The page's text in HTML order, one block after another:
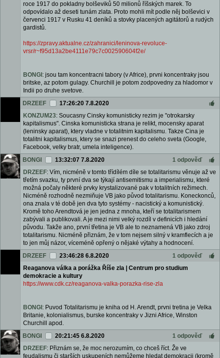
roce 1917 do pokladny bolševiků 50 milionů říšských marek. To
odpovídalo až deseti tunám zlata. Proto mohli mít podle něj bolševici v
červenci 1917 v Rusku 41 deníků a stovky placených agitátorů a rudých
gardistů.
https://zpravy.aktualne.cz/zahranici/leninova-revoluce-
vrsr/r~f95d13a2be4111e79c7c002590604f2e/
BONGI : jsou tam koncentracni tabory (v Africe), prvni koncentraky jsou
britske, az potom gulagy. Churchill je potom zodpovedny za hladomor v
Indii po druhe svetove.
DRZEEF
17:26:20 7.8.2020
KONZUM23: Soucasny Cinsky komunisticky rezim je "otrokarsky
kapitalismus". Cinska komunisticka strana je relikt, mocensky aparat
(leninsky aparat), ktery vladne v totalitnim kapitalismu. Takze Cina je
totalitni kapitalismus, ktery se snazi prenest do celeho sveta (Google,
Facebook, velky bratr, umela inteligence).
BONGI
13:32:07 7.8.2020
1 odpověď
DRZEEF: Vím, nicméně v tomto třídílém díle se totalitarismu věnuje až ve
třetím svazku, ty první dva se týkají antisemitismu a imperialismu, které
možná počaly některé prvky krystalizované pak v totalitních režimech.
Nicméně rozhodně nezmiňuje VB jako původ totalitarismu. Koneckonců,
ona znala v té době jen dva tyto systémy - nacistický a komunistický.
Kromě toho Arendtová je jen jedna z mnoha, kteří se totalitarismem
zabývali a publikovali. A je mezi nimi velký rozdíl v definicích i hledání
původu. Takže ano, první třetina je VB ale to neznamená VB jako zdroj
totalitarismu. Nicméně přiznám, že v tom nejsem silný v kramflecích a je
to jen můj názor, víceméně opřený o nějaké výtahy a hodnocení.
DRZEEF
23:46:28 6.8.2020
1 odpověď
Reaganova válka a porážka Říše zla | Centrum pro studium
demokracie a kultury
https://www.cdk.cz/reaganova-valka-porazka-rise-zla
BONGI : Puvod Totalitarismu je kniha od H. Arendt, prvni tretina je Velka
Britanie, kolonialismus, burske koncentraky v Jizni Africe, Winston
Churchill apod.
BONGI
20:21:45 6.8.2020
1 odpověď
DRZEEF: Přiznám se, že moc nerozumím, co chceš říct. Že ve
feudalismu či starších uskupeních nemůžeme hledat demokracii (kromě